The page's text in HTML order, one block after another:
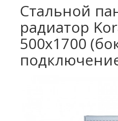
Стальной
радиатор
500х1700